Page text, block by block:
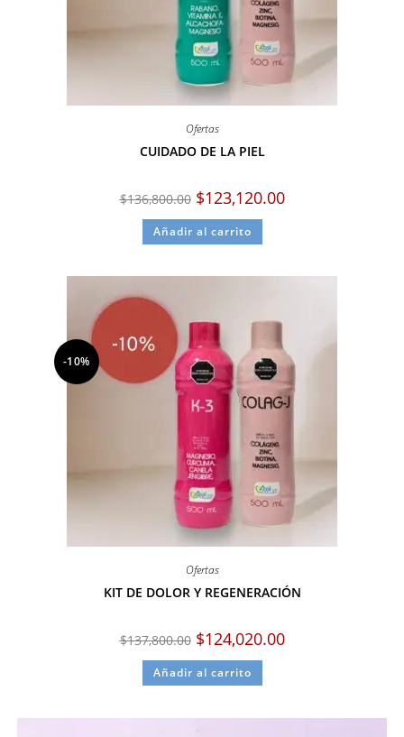
Ofertas
CUIDADO DE LA PIEL
$136,800.00 $123,120.00
Añadir al carrito
-10%
Ofertas
KIT DE DOLOR Y REGENERACIÓN
$137,800.00 $124,020.00
Añadir al carrito